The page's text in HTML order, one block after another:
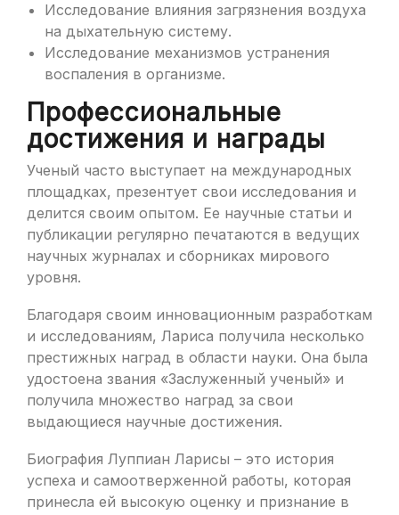
Исследование влияния загрязнения воздуха
на дыхательную систему.
Исследование механизмов устранения
воспаления в организме.
Профессиональные
достижения и награды
Ученый часто выступает на международных
площадках, презентует свои исследования и
делится своим опытом. Ее научные статьи и
публикации регулярно печатаются в ведущих
научных журналах и сборниках мирового
уровня.
Благодаря своим инновационным разработкам
и исследованиям, Лариса получила несколько
престижных наград в области науки. Она была
удостоена звания «Заслуженный ученый» и
получила множество наград за свои
выдающиеся научные достижения.
Биография Луппиан Ларисы – это история
успеха и самоотверженной работы, которая
принесла ей высокую оценку и признание в